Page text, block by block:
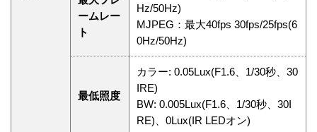
ームレー
ト
Hz/50Hz)
MJPEG：最大40fps 30fps/25fps(6
0Hz/50Hz)
最低照度
カラー: 0.05Lux(F1.6、1/30秒、30
IRE)
BW: 0.005Lux(F1.6、1/30秒、30I
RE)、0Lux(IR LEDオン)